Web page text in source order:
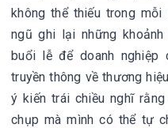
không thể thiếu trong
ngũ ghi lại những
buổi lễ để doanh
truyền thông về thương
ý kiến trái chiều nghĩ
chụp mà mình có thể tự